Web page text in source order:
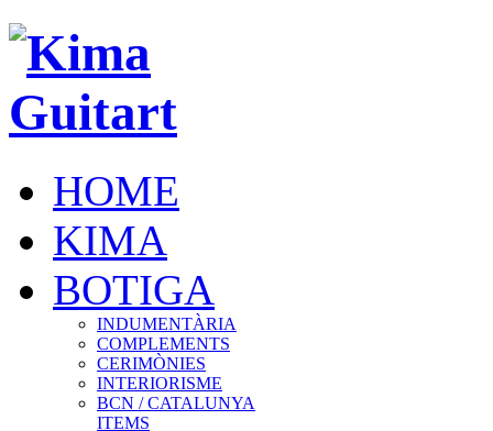
HOME
KIMA
BOTIGA
INDUMENTÀRIA
COMPLEMENTS
CERIMÒNIES
INTERIORISME
BCN / CATALUNYA
ITEMS